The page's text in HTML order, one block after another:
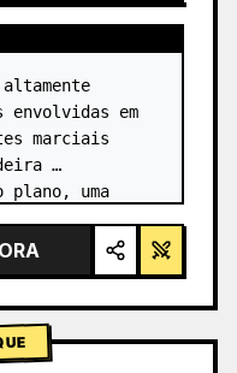
envolvidas em
marciais
uma
em um coque